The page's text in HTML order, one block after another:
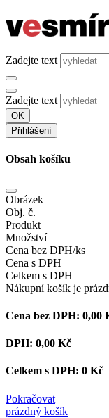
Zadejte text
Zadejte text
OK
Přihlášení
Obsah košíku
Obrázek
Obj. č.
Produkt
Množství
Cena bez DPH/ks
Cena s DPH
Celkem s DPH
Nákupní košík je
Cena bez DPH: 0,00
DPH: 0,00 Kč
Celkem s DPH: 0 Kč
Pokračovat
prázdný košík